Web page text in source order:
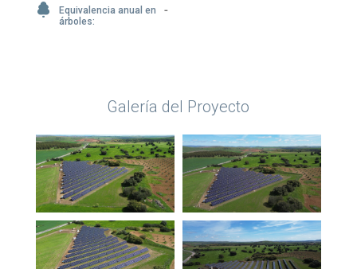
Equivalencia anual en
árboles:
-
Galería del Proyecto